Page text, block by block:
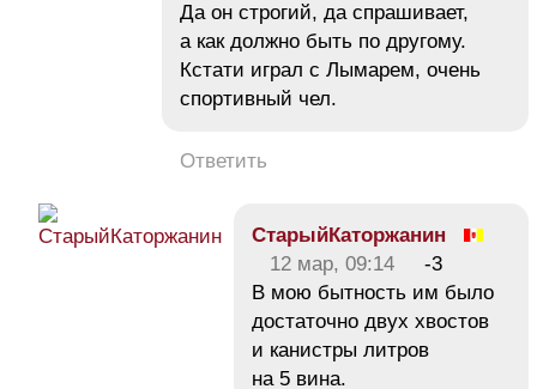
Да он строгий, да спрашивает,
а как должно быть по другому.
Кстати играл с Лымарем, очень
спортивный чел.
Ответить
СтарыйКаторжанин
12 мар, 09:14
-3
В мою бытность им было
достаточно двух хвостов
и канистры литров
на 5 вина.